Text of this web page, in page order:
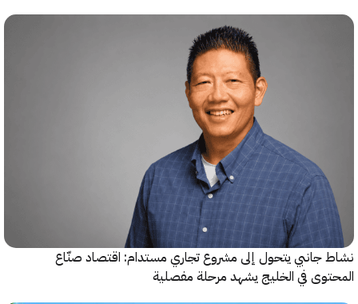
جانبي يتحول إلى مشروع تجاري مستدام: اقتصاد صنّاع
في الخليج يشهد مرحلة مفصلية